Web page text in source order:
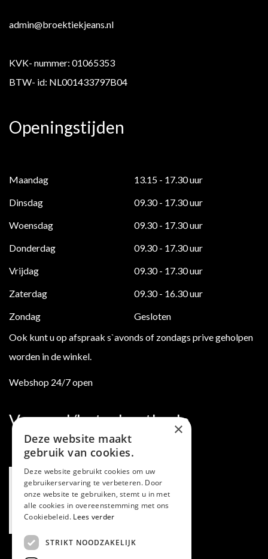
admin@broektiekjeans.nl
KVK- nummer: 01065353
BTW- id: NL001433797B04
Openingstijden
Maandag
13.15 - 17.30 uur
Dinsdag
09.30 - 17.30 uur
Woensdag
09.30 - 17.30 uur
Donderdag
09.30 - 17.30 uur
Vrijdag
09.30 - 17.30 uur
Zaterdag
09.30 - 16.30 uur
Zondag
Gesloten
Ook kunt u op afspraak s`avonds of zondags prive geholpen
worden in de winkel.
Webshop 24/7 open
Verzend/betaalmethode
×
Deze website maakt
gebruik van cookies.
Deze website gebruikt cookies om uw
gebruikerservaring te verbeteren. Door
onze website te gebruiken, stemt u in met
alle cookies in overeenstemming met ons
Cookiebeleid. Lees verder
STRIKT NOODZAKELIJK